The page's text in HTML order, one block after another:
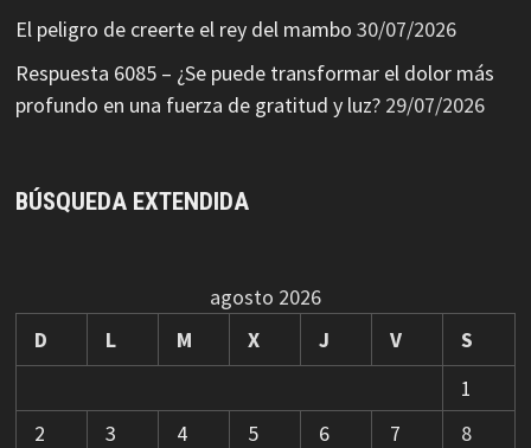
El peligro de creerte el rey del mambo 30/07/2026
Respuesta 6085 – ¿Se puede transformar el dolor más
profundo en una fuerza de gratitud y luz? 29/07/2026
BÚSQUEDA EXTENDIDA
agosto 2026
D
L M X J V
S
1
2
3 4 5 6 7
8